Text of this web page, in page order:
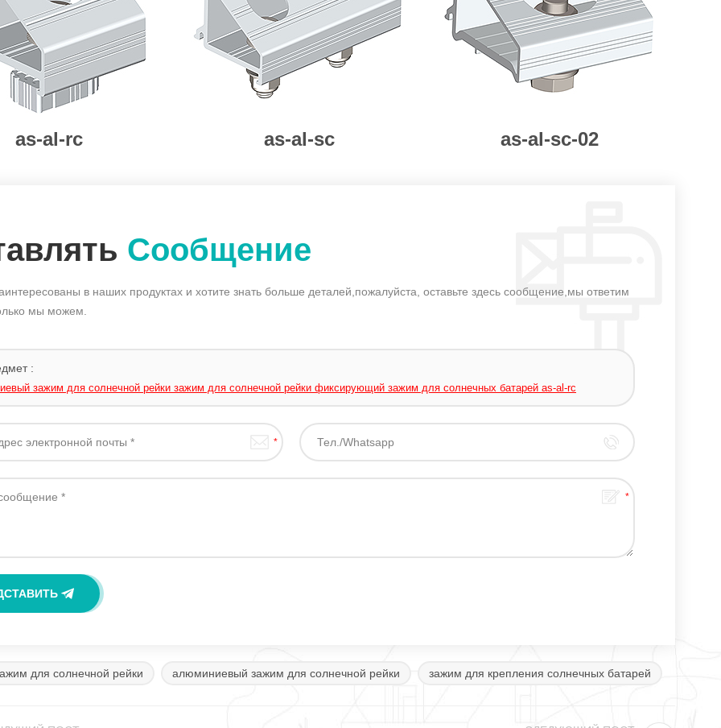
as-al-rc as-al-sc as-al-sc-02
Сообщение
в наших продуктах и хотите знать больше деталей,пожалуйста, оставьте здесь сообщение,мы ответим
мы можем.
:
зажим для солнечной рейки зажим для солнечной рейки фиксирующий зажим для солнечных батарей as-al-rc
для солнечной рейки алюминиевый зажим для солнечной рейки зажим для крепления солнечных батарей